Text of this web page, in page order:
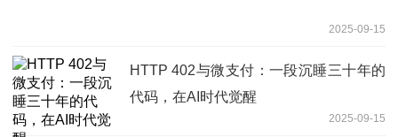
2025-09-15
HTTP 402与微支付：一段沉睡三十年的
代码，在AI时代觉醒
2025-09-15